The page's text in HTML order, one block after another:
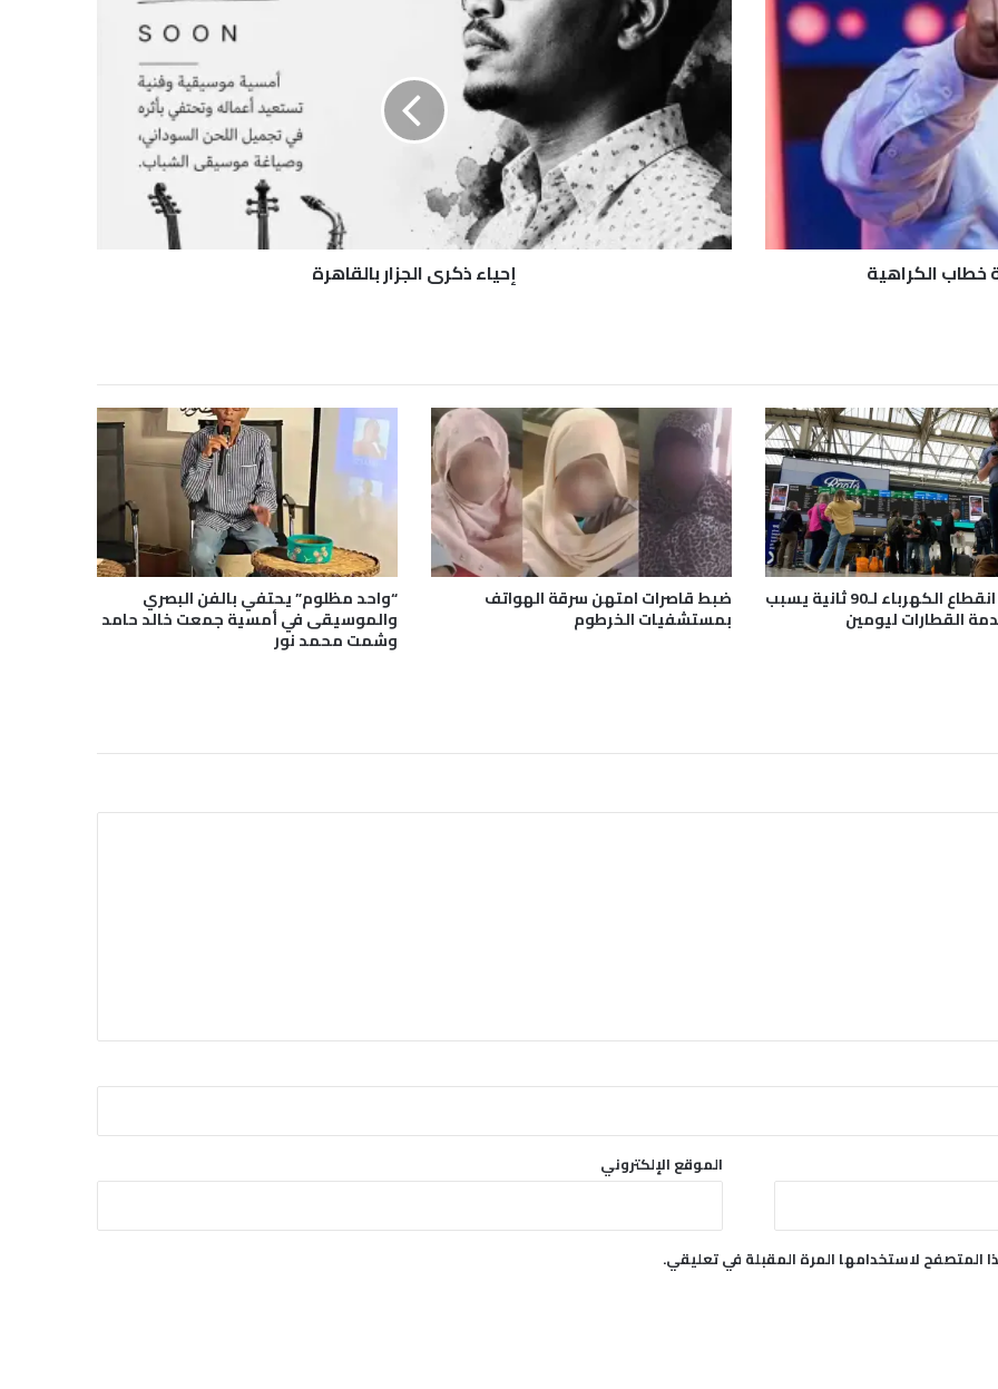
الكراهية
ي
ا
ء
ر
ى
ا
ل
ج
ل
ق
ا
ه
ر
ة
إحياء ذكرى الجزار بالقاهرة
بريطانيا.. انقطاع الكهرباء لـ90 ثانية يسبب
القطارات ليومين
ضبط قاصرات امتهن سرقة الهواتف
بمستشفيات الخرطوم
“واحد مظلوم” يحتفي بالفن البصري
والموسيقى في أمسية جمعت خالد حامد
وشمت محمد نور
الموقع الإلكتروني
المتصفح لاستخدامها المرة المقبلة في تعليقي.